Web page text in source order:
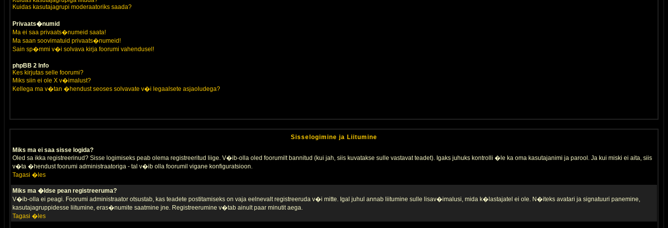
Kuidas kasutajagrupi moderaatoriks saada?
Privaats�numid
Ma ei saa privaats�numeid saata!
Ma saan soovimatuid privaats�numeid!
Sain sp�mmi v�i solvava kirja foorumi vahendusel!
phpBB 2 Info
Kes kirjutas selle foorumi?
Miks siin ei ole X v�imalust?
Kellega ma v�tan �hendust seoses solvavate v�i legaalsete asjaoludega?
Sisselogimine ja Liitumine
Miks ma ei saa sisse logida?
Oled sa ikka registreerinud? Sisse logimiseks peab olema registreeritud liige. V�ib-olla oled foorumilt bannitud (kui jah, siis kuvatakse sulle vastavat teadet). Igaks juhuks kontrolli �le ka oma kasutajanimi ja parool. Ja kui miski ei aita, siis
v�ta �hendust foorumi administraatoriga - tal v�ib olla foorumil vigane konfiguratsioon.
Tagasi �les
Miks ma �ldse pean registreeruma?
V�ib-olla ei peagi. Foorumi administraator otsustab, kas teadete postitamiseks on vaja eelnevalt registreeruda v�i mitte. Igal juhul annab liitumine sulle lisav�imalusi, mida k�lastajatel ei ole. N�iteks avatari ja signatuuri panemine,
kasutajagruppidesse liitumine, eras�numite saatmine jne. Registreerumine v�tab ainult paar minutit aega.
Tagasi �les